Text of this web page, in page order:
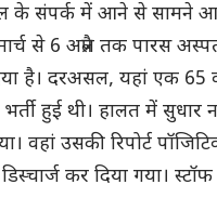
के संपर्क में आने से सामने
से 6 अप्रैल तक पारस
है। दरअसल, यहां एक 65
हुई थी। हालत में सुधार
वहां उसकी रिपोर्ट
कर दिया गया।